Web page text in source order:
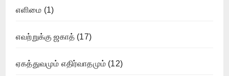
எளிமை (1)
எவற்றுக்கு ஜகாத் (17)
ஏகத்துவமும் எதிர்வாதமும் (12)